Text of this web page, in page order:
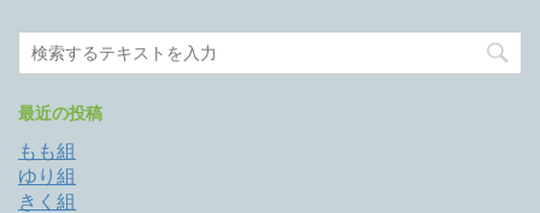
最近の投稿
もも組
ゆり組
きく組